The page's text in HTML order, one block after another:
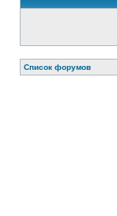
Список форумов